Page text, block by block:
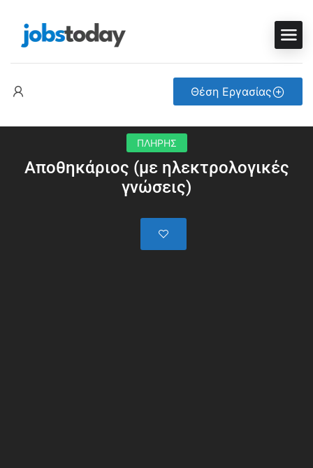
Θέση Εργασίας
ΠΛΗΡΗΣ
Αποθηκάριος (με ηλεκτρολογικές
γνώσεις)